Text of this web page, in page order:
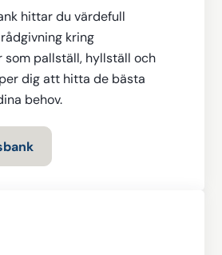
hittar du värdefull
kring
som pallställ, hyllställ och
dig att hitta de bästa
behov.